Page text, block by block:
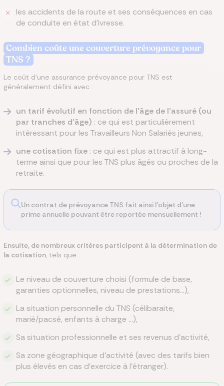
les accidents de la route et ses conséquences en cas
de conduite en état d’ivresse.
Combien coûte une couverture prévoyance pour
TNS ?
Le coût d’une assurance prévoyance pour TNS est
généralement défini avec :
un tarif évolutif en fonction de l’âge de l’assuré (ou
par tranches d’âge) : ce qui est particulièrement
intéressant pour les Travailleurs Non Salariés jeunes,
une cotisation fixe: ce qui est plus attractif à long-
terme ainsi que pour les TNS plus âgés ou proches de la
retraite.
Un contrat de prévoyance TNS fait ainsi l’objet d’une
prime annuelle pouvant être reportée mensuellement !
Ensuite, de nombreux critères participent à la détermination de
la cotisation, tels que :
Le niveau de couverture choisi (formule de base,
garanties optionnelles, niveau de prestations…),
La situation personnelle du TNS (célibaraite,
marié/pacsé, enfants à charge …),
Sa situation professionnelle et ses revenus d’activité,
Sa zone géographique d’activité (avec des tarifs bien
plus élevés en cas d’exercice à l’étranger).